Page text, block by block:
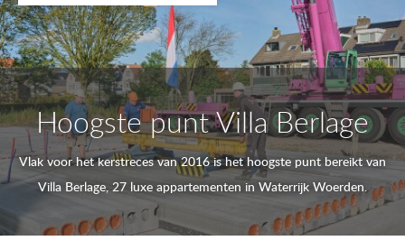
Hoogste punt Villa Berlage
Vlak voor het kerstreces van 2016 is het hoogste punt bereikt van
Villa Berlage, 27 luxe appartementen in Waterrijk Woerden.